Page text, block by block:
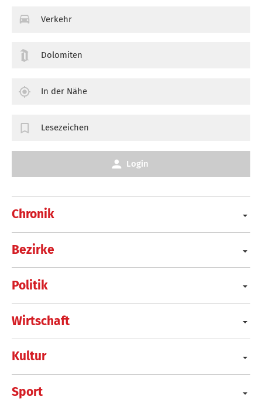
Chronik
Bezirke
Politik
Wirtschaft
Kultur
Sport
Verkehr
Dolomiten
In der Nähe
Lesezeichen
Login